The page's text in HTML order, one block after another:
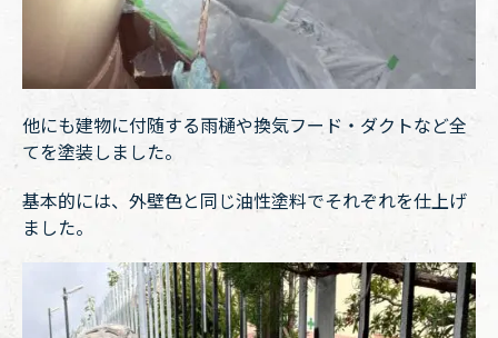
他にも建物に付随する雨樋や換気フード・ダクトなど全
てを塗装しました。
基本的には、外壁色と同じ油性塗料でそれぞれを仕上げ
ました。